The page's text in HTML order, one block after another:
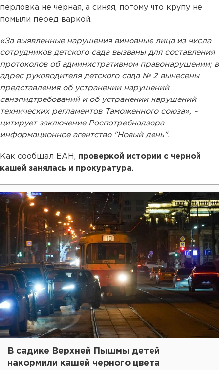
перловка не черная, а синяя, потому что крупу не
помыли перед варкой.
«За выявленные нарушения виновные лица из числа
сотрудников детского сада вызваны для составления
протоколов об административном правонарушении; в
адрес руководителя детского сада № 2 вынесены
представления об устранении нарушений
санэпидтребований и об устранении нарушений
технических регламентов Таможенного союза», –
цитирует заключение Роспотребнадзора
информационное агентство "Новый день".
Как сообщал ЕАН, проверкой истории с черной
кашей занялась и прокуратура.
В садике Верхней Пышмы детей
накормили кашей черного цвета